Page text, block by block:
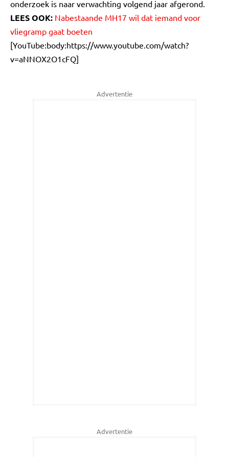
onderzoek is naar verwachting volgend jaar afgerond.
LEES OOK: Nabestaande MH17 wil dat iemand voor
vliegramp gaat boeten
[YouTube:body:https://www.youtube.com/watch?
v=aNNOX2O1cFQ]
Advertentie
Advertentie